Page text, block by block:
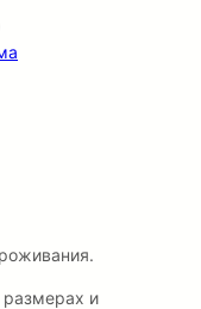
размерах и